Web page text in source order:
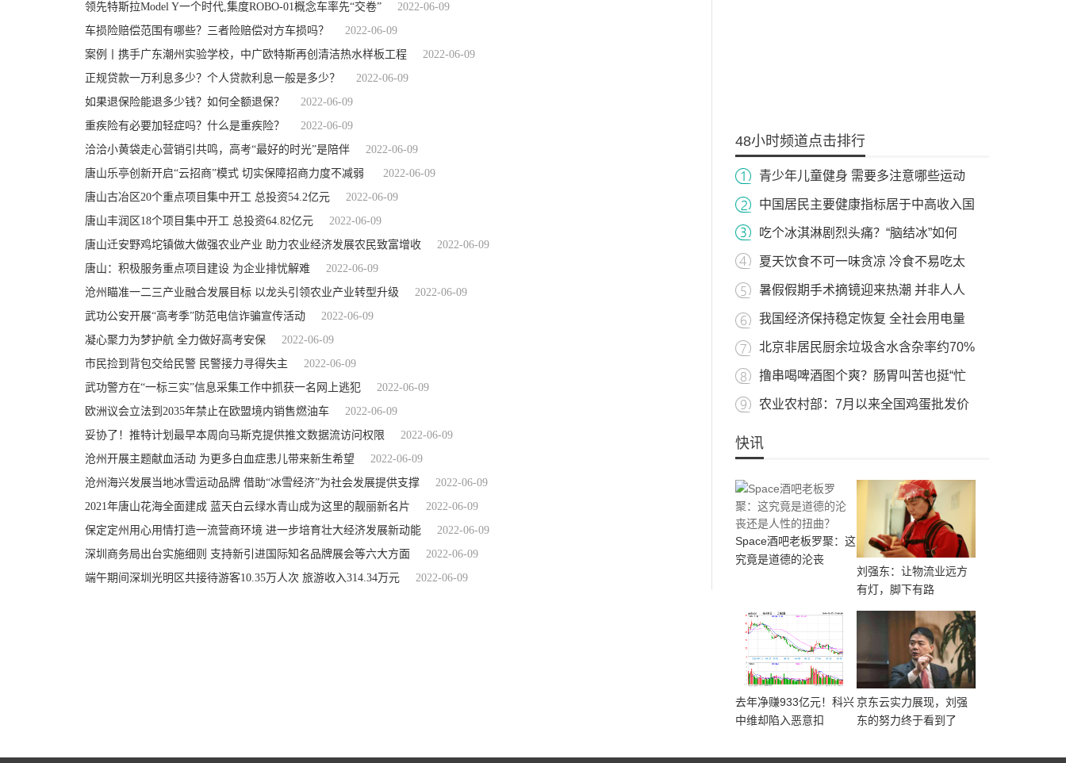
领先特斯拉Model Y一个时代,集度ROBO-01概念车率先“交卷”
2022-06-09
车损险赔偿范围有哪些？三者险赔偿对方车损吗？
2022-06-09
案例丨携手广东潮州实验学校，中广欧特斯再创清洁热水样板工程
2022-06-09
正规贷款一万利息多少？个人贷款利息一般是多少？
2022-06-09
如果退保险能退多少钱？如何全额退保？
2022-06-09
重疾险有必要加轻症吗？什么是重疾险？
2022-06-09
洽洽小黄袋走心营销引共鸣，高考“最好的时光”是陪伴
2022-06-09
唐山乐亭创新开启“云招商”模式 切实保障招商力度不减弱
2022-06-09
唐山古冶区20个重点项目集中开工 总投资54.2亿元
2022-06-09
唐山丰润区18个项目集中开工 总投资64.82亿元
2022-06-09
唐山迁安野鸡坨镇做大做强农业产业 助力农业经济发展农民致富增收
2022-06-09
唐山：积极服务重点项目建设 为企业排忧解难
2022-06-09
沧州瞄准一二三产业融合发展目标 以龙头引领农业产业转型升级
2022-06-09
武功公安开展“高考季”防范电信诈骗宣传活动
2022-06-09
凝心聚力为梦护航 全力做好高考安保
2022-06-09
市民捡到背包交给民警 民警接力寻得失主
2022-06-09
武功警方在“一标三实”信息采集工作中抓获一名网上逃犯
2022-06-09
欧洲议会立法到2035年禁止在欧盟境内销售燃油车
2022-06-09
妥协了！推特计划最早本周向马斯克提供推文数据流访问权限
2022-06-09
沧州开展主题献血活动 为更多白血症患儿带来新生希望
2022-06-09
沧州海兴发展当地冰雪运动品牌 借助“冰雪经济”为社会发展提供支撑
2022-06-09
2021年唐山花海全面建成 蓝天白云绿水青山成为这里的靓丽新名片
2022-06-09
保定定州用心用情打造一流营商环境 进一步培育壮大经济发展新动能
2022-06-09
深圳商务局出台实施细则 支持新引进国际知名品牌展会等六大方面
2022-06-09
端午期间深圳光明区共接待游客10.35万人次 旅游收入314.34万元
2022-06-09
48小时频道点击排行
青少年儿童健身 需要多注意哪些运动
中国居民主要健康指标居于中高收入国
吃个冰淇淋剧烈头痛？“脑结冰”如何
夏天饮食不可一味贪凉 冷食不易吃太
暑假假期手术摘镜迎来热潮 并非人人
我国经济保持稳定恢复 全社会用电量
北京非居民厨余垃圾含水含杂率约70%
撸串喝啤酒图个爽？肠胃叫苦也挺“忙
农业农村部：7月以来全国鸡蛋批发价
快讯
Space酒吧老板罗聚：这
究竟是道德的沦丧
刘强东：让物流业远方
有灯，脚下有路
去年净赚933亿元！科兴
中维却陷入恶意扣
京东云实力展现，刘强
东的努力终于看到了